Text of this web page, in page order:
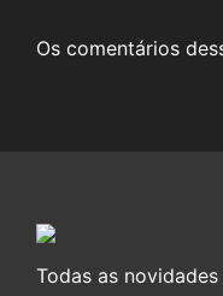
Os comentários
Todas as